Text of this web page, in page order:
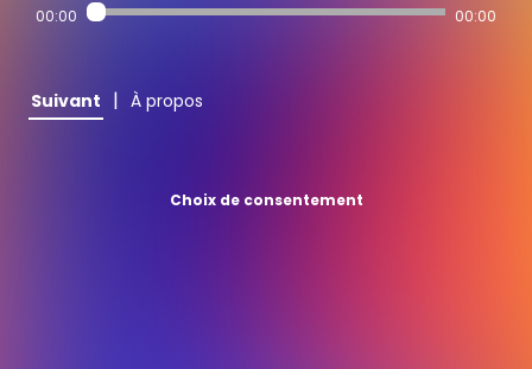
00:00 00:00
Suivant | À propos
Choix de consentement